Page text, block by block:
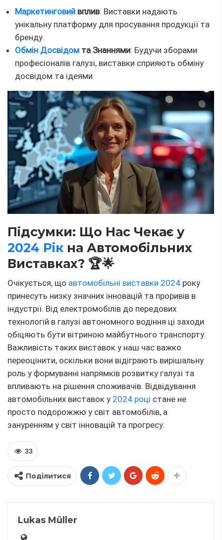
Маркетинговий вплив: Виставки надають
унікальну платформу для просування продукції та
бренду.
Обмін Досвідом та Знаннями: Будучи зборами
професіоналів галузі, виставки сприяють обміну
досвідом та ідеями.
Підсумки: Що Нас Чекає у
2024 Рік на Автомобільних
Виставках? 🏆🌟
Очікується, що автомобільні виставки 2024 року
принесуть низку значних інновацій та проривів в
індустрії. Від електромобілів до передових
технологій в галузі автономного водіння ці заходи
обіцяють бути вітриною майбутнього транспорту.
Важливість таких виставок у наш час важко
переоцінити, оскільки вони відіграють вирішальну
роль у формуванні напрямків розвитку галузі та
впливають на рішення споживачів. Відвідування
автомобільних виставок у 2024 році стане не
просто подорожжю у світ автомобілів, а
зануренням у світ інновацій та прогресу.
33
Поділитися
Lukas Müller